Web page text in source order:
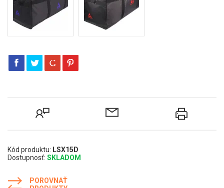
Kód produktu: LSX15D
Dostupnosť: SKLADOM
POROVNAŤ